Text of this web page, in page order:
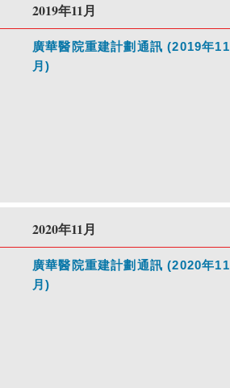
2019年11月
廣華醫院重建計劃通訊 (2019年11
月)
2020年11月
廣華醫院重建計劃通訊 (2020年11
月)